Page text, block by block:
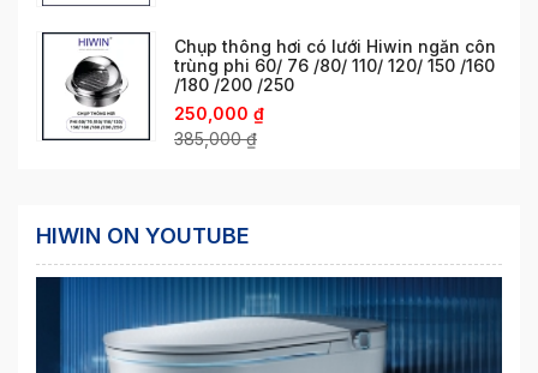
Chụp thông hơi có lưới Hiwin ngăn côn
trùng phi 60/ 76 /80/ 110/ 120/ 150 /160
/180 /200 /250
250,000 ₫
385,000₫
HIWIN ON YOUTUBE